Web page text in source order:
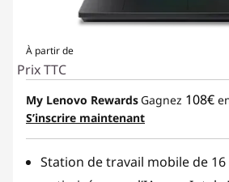
À partir de
Prix TTC
My Lenovo Rewards Gagnez 108€
S’inscrire maintenant
Station de travail mobile de 16